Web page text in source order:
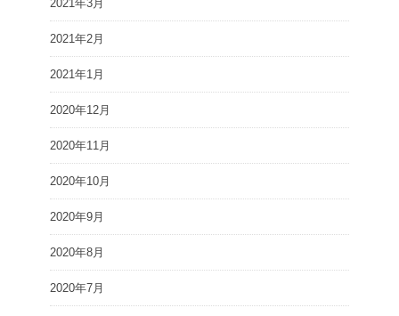
2021年3月
2021年2月
2021年1月
2020年12月
2020年11月
2020年10月
2020年9月
2020年8月
2020年7月